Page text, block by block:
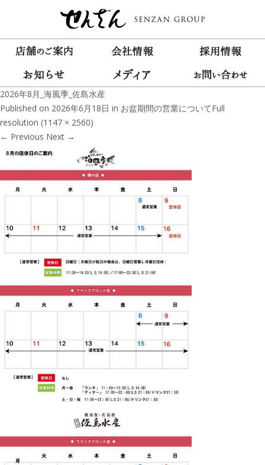
2026年8月_海風季_佐島水産
Published on 2026年6月18日 in お盆期間の営業についてFull
resolution (1147 × 2560)
← Previous Next →